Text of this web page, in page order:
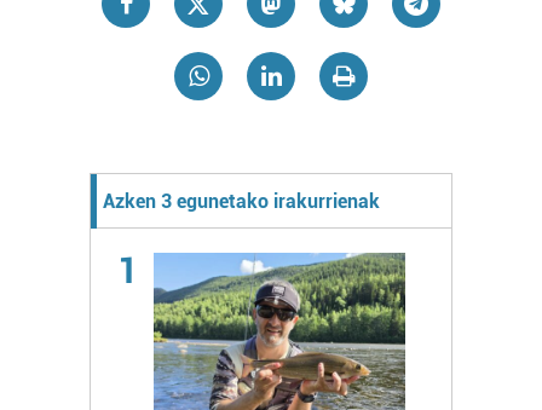
Azken 3 egunetako irakurrienak
1